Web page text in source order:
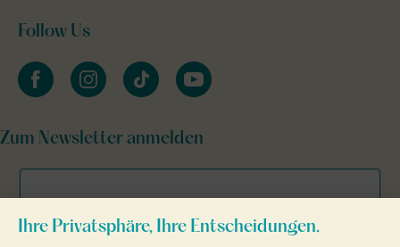
Follow Us
facebookinstagramtiktok youtube
Zum Newsletter anmelden